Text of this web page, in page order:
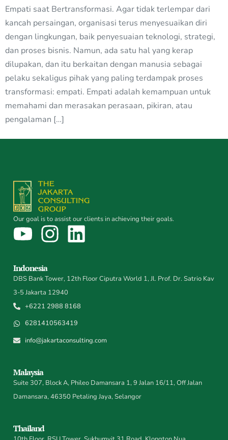
Empati saat Bertransformasi. Agar tidak terlempar dari
kancah persaingan, organisasi terus menyesuaikan diri
dengan lingkungan, baik penyesuaian teknologi, strategi,
dan proses bisnis. Namun, ada satu hal yang kerap
dilupakan, dan itu berkaitan dengan manusia sebagai
pelaku sekaligus pihak yang paling terdampak proses
transformasi: empati. Empati adalah kemampuan untuk
memahami dan merasakan perasaan, pikiran, atau
pengalaman […]
Our goal is to assist our clients in achieving their goals.
Indonesia
DBS Bank Tower, 12th Floor Ciputra World 1, Jl. Prof. Dr. Satrio Kav
3-5 Jakarta 12940
+6221 2988 8168
6281410563419
info@jakartaconsulting.com
Malaysia
Suite 307, Block A, Phileo Damansara 1, 9 Jalan 16/11, Off Jalan
Damansara, 46350 Petaling Jaya, Selangor
Thailand